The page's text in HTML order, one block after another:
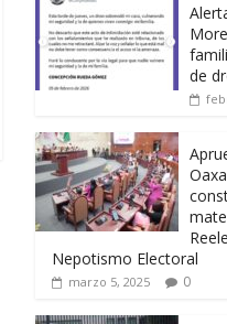
de
Nepotismo Electoral
marzo 5, 2025 0